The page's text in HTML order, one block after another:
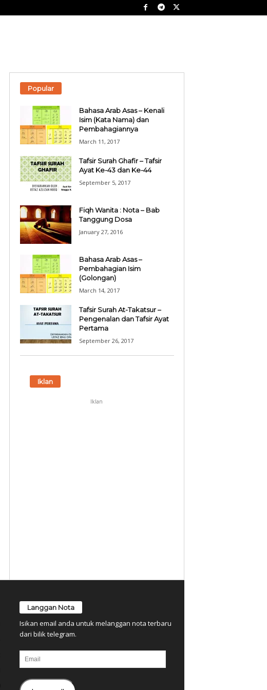
Popular
Bahasa Arab Asas – Kenali
Isim (Kata Nama) dan
Pembahagiannya
March 11, 2017
Tafsir Surah Ghafir – Tafsir
Ayat Ke-43 dan Ke-44
September 5, 2017
Fiqh Wanita : Nota – Bab
Tanggung Dosa
January 27, 2016
Bahasa Arab Asas –
Pembahagian Isim
(Golongan)
March 14, 2017
Tafsir Surah At-Takatsur –
Pengenalan dan Tafsir Ayat
Pertama
September 26, 2017
Iklan
Iklan
Langgan Nota
Isikan email anda untuk melanggan nota terbaru
dari bilik telegram.
Email